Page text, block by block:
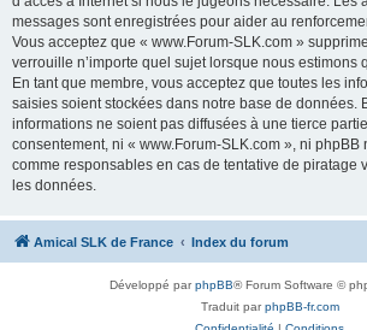
messages sont enregistrées pour aider au
Vous acceptez que « www.Forum-SLK.com »
verrouille n’importe quel sujet lorsque nous estimons
En tant que membre, vous acceptez que toutes les
saisies soient stockées dans notre base de données.
informations ne soient pas diffusées à une tierce
consentement, ni « www.Forum-SLK.com », ni phpBB
comme responsables en cas de tentative de piratage
les données.
Amical SLK de France Index du forum
Développé parphpBB® Forum Software ©
Traduit parphpBB-fr.com